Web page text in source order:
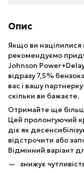
Опис
Якщо ви націлилися
рекомендуємо
Johnson
відразу 7,5%
вас і вашу
скільки ви бажаєте.
Отримайте ще
Цей пролонгуючий
діє як
відстрочити або
Відмінний варіант
знижує